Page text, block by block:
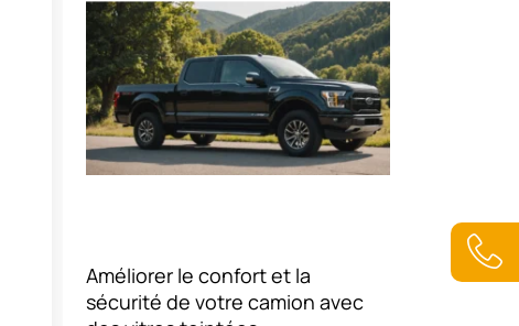
Améliorer le confort et la
sécurité de votre camion avec